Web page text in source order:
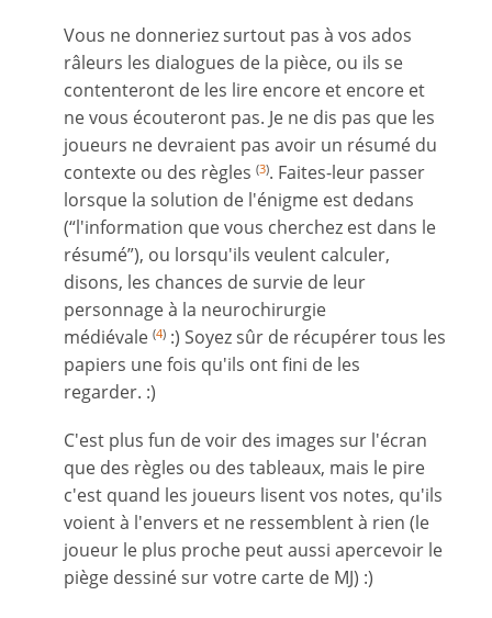
Vous ne donneriez surtout pas à vos ados
râleurs les dialogues de la pièce, ou ils se
contenteront de les lire encore et encore et
ne vous écouteront pas. Je ne dis pas que les
joueurs ne devraient pas avoir un résumé du
contexte ou des règles (3). Faites-leur passer
lorsque la solution de l'énigme est dedans
(“l'information que vous cherchez est dans le
résumé”), ou lorsqu'ils veulent calculer,
disons, les chances de survie de leur
personnage à la neurochirurgie
médiévale (4) :) Soyez sûr de récupérer tous les
papiers une fois qu'ils ont fini de les
regarder. :)
C'est plus fun de voir des images sur l'écran
que des règles ou des tableaux, mais le pire
c'est quand les joueurs lisent vos notes, qu'ils
voient à l'envers et ne ressemblent à rien (le
joueur le plus proche peut aussi apercevoir le
piège dessiné sur votre carte de MJ) :)